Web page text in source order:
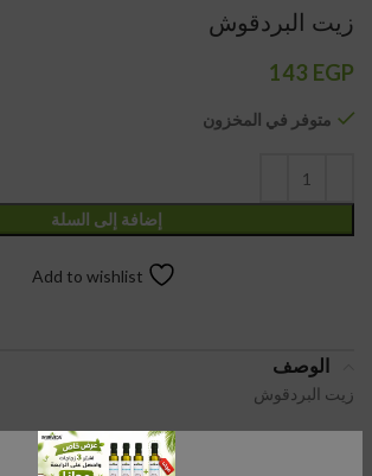
زيت البردقوش
143 EGP
متوفر في المخزون
إضافة إلى السلة
Add to wishlist
الوصف
زيت البردقوش
زيت البردقوش الطبيعي من ايورفيدا 15 مللي